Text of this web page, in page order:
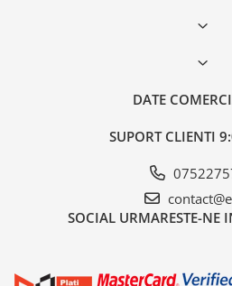
DATE
SUPORT CLIENTI
SOCIAL URMARESTE-NE